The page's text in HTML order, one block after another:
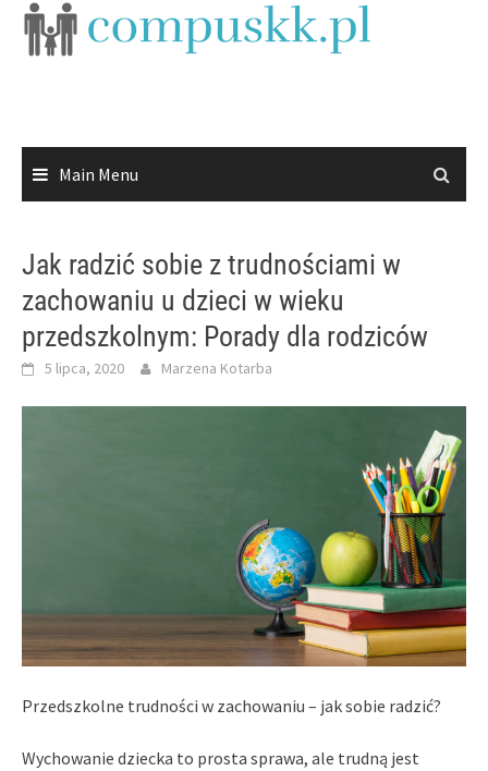
Skip
Main Menu
Jak radzić sobie z trudnościami w
zachowaniu u dzieci w wieku
przedszkolnym: Porady dla rodziców
5 lipca, 2020 Marzena Kotarba
Przedszkolne trudności w zachowaniu – jak sobie radzić?
Wychowanie dziecka to prosta sprawa, ale trudną jest